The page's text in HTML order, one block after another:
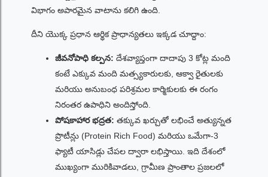
విభాగం అపారమైన వాటాను కలిగి ఉంది.
దీని యొక్క ప్రధాన ఆర్థిక ప్రాధాన్యతలు ఇక్కడ చూద్దాం:
జీవనోపాధి కల్పన: దేశవ్యాప్తంగా దాదాపు 3 కోట్ల మంది
కంటే ఎక్కువ మంది మత్స్యకారులకు, ఆక్వా రైతులకు
మరియు అనుబంధ పరిశ్రమల కార్మికులకు ఈ రంగం
నిరంతర ఉపాధిని అందిస్తోంది.
పోషకాహార భద్రత: తక్కువ ఖర్చుతో లభించే అత్యున్నత
ప్రొటీన్లు (Protein Rich Food) మరియు ఒమేగా-3
ఫ్యాటీ యాసిడ్లు చేపల ద్వారా లభిస్తాయి. ఇది దేశంలో
ముఖ్యంగా మురికివాడలు, గ్రామీణ ప్రాంతాల ప్రజలలో